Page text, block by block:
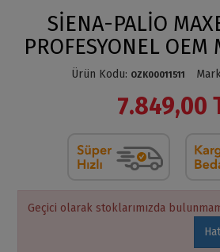
SİENA-PALİO
PROFESYONEL OEM
Ürün Kodu: OZK00011511
7.849,00
Geçici olarak stoklarımızda